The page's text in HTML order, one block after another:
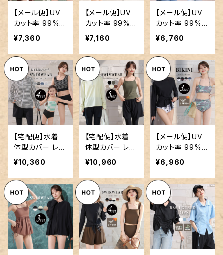
【メール便】UV
カット率 99%以
上 UVパーカー
ラッシュガード
レディース 接触
冷感 スタンドネ
ック 薄い 軽い
／rashguard0
93
¥7,360
【メール便】UV
カット率 99%以
上 UVパーカー
ラッシュガード
レディース ショ
ートパンツ セッ
トアップ 2点セッ
ト／rashguard
092
¥7,160
【メール便】UV
カット率 99%以
上 UVパーカー
ラッシュガード
レディース レー
ス 水陸両用／r
ashguard084
¥6,760
【宅配便】水着
体型カバー レデ
ィース ボーダー
ラッシュガード
タンキニ 4点セ
ット／hys3418
¥10,360
【宅配便】水着
体型カバー レデ
ィース ハーフジ
ップ ラッシュガ
ード キャミキニ
レギンス 5点セ
ット／hys3435
¥10,960
【メール便】UV
カット率 99%以
上 水着 体型カ
バー レディース
ラッシュガード
長袖 ホルターネ
ック ビキニ 3点
セット／hys341
2
¥6,960